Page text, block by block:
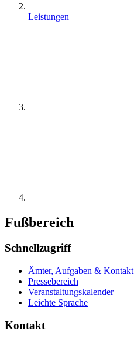
Leistungen
Fußbereich
Schnellzugriff
Ämter, Aufgaben & Kontakt
Pressebereich
Veranstaltungskalender
Leichte Sprache
Kontakt